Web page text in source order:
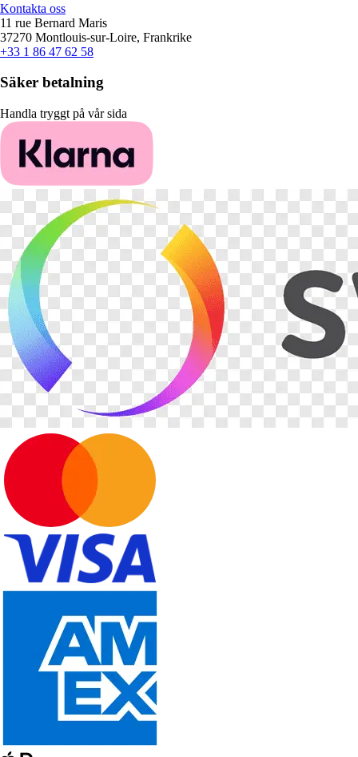
Kontakta oss
11 rue Bernard Maris
37270 Montlouis-sur-Loire, Frankrike
+33 1 86 47 62 58
Säker betalning
Handla tryggt på vår sida